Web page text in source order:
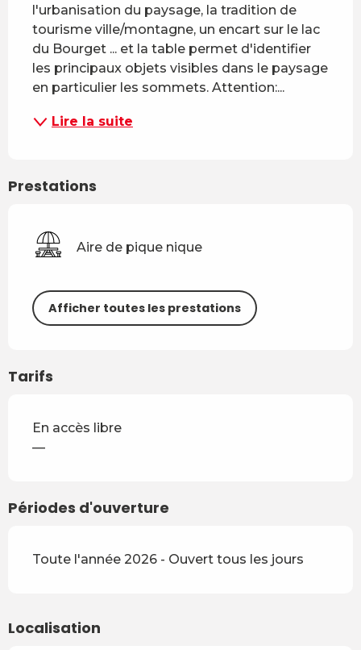
l'urbanisation du paysage, la tradition de
tourisme ville/montagne, un encart sur le lac
du Bourget ... et la table permet d'identifier
les principaux objets visibles dans le paysage
en particulier les sommets. Attention:...
Lire la suite
Prestations
Aire de pique nique
Afficher toutes les prestations
Tarifs
En accès libre
—
Périodes d'ouverture
Toute l'année 2026 - Ouvert tous les jours
Localisation